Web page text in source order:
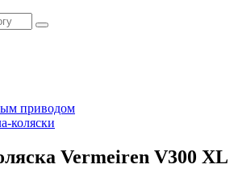
приводом
коляски
Vermeiren V300 XL